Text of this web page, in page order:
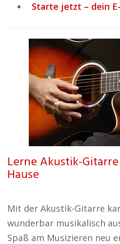
Starte jetzt – dein
Lerne Akustik-
Hause
Mit der Akustik-Gitarre
wunderbar musikalisch
Spaß am Musizieren neu